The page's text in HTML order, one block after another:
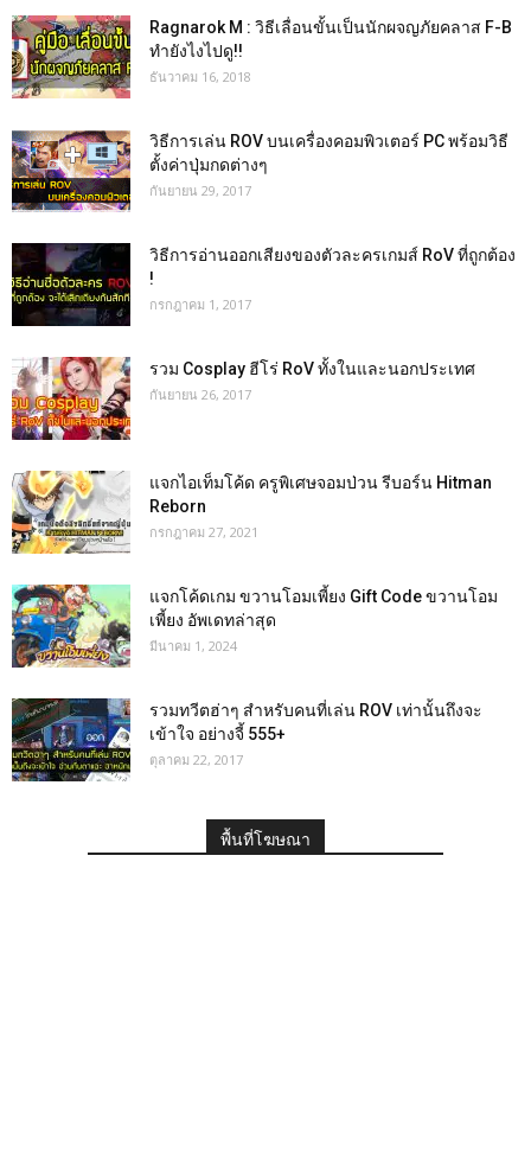
Ragnarok M : วิธีเลื่อนขั้นเป็นนักผจญภัยคลาส F-B
ทำยังไงไปดู!!
ธันวาคม 16, 2018
วิธีการเล่น ROV บนเครื่องคอมพิวเตอร์ PC พร้อมวิธี
ตั้งค่าปุ่มกดต่างๆ
กันยายน 29, 2017
วิธีการอ่านออกเสียงของตัวละครเกมส์ RoV ที่ถูกต้อง
!
กรกฎาคม 1, 2017
รวม Cosplay ฮีโร่ RoV ทั้งในและนอกประเทศ
กันยายน 26, 2017
แจกไอเท็มโค้ด ครูพิเศษจอมป่วน รีบอร์น Hitman
Reborn
กรกฎาคม 27, 2021
แจกโค้ดเกม ขวานโอมเพี้ยง Gift Code ขวานโอม
เพี้ยง อัพเดทล่าสุด
มีนาคม 1, 2024
รวมทวีตฮ่าๆ สำหรับคนที่เล่น ROV เท่านั้นถึงจะ
เข้าใจ อย่างจี้ 555+
ตุลาคม 22, 2017
พื้นที่โฆษณา